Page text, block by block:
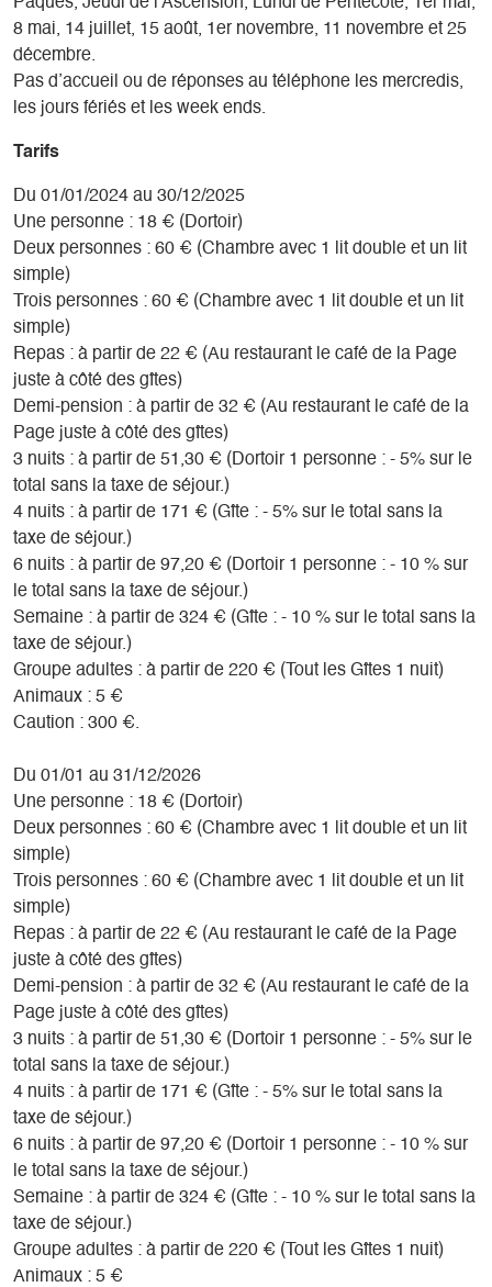
8 mai, 14 juillet, 15 août, 1er novembre, 11 novembre et 25
décembre.
Pas d’accueil ou de réponses au téléphone les mercredis,
les jours fériés et les week ends.
Tarifs
Du 01/01/2024 au 30/12/2025
Une personne : 18 € (Dortoir)
Deux personnes : 60 € (Chambre avec 1 lit double et un lit
simple)
Trois personnes : 60 € (Chambre avec 1 lit double et un lit
simple)
Repas : à partir de 22 € (Au restaurant le café de la Page
juste à côté des gîtes)
Demi-pension : à partir de 32 € (Au restaurant le café de la
Page juste à côté des gîtes)
3 nuits : à partir de 51,30 € (Dortoir 1 personne : - 5% sur le
total sans la taxe de séjour.)
4 nuits : à partir de 171 € (Gîte : - 5% sur le total sans la
taxe de séjour.)
6 nuits : à partir de 97,20 € (Dortoir 1 personne : - 10 % sur
le total sans la taxe de séjour.)
Semaine : à partir de 324 € (Gîte : - 10 % sur le total sans la
taxe de séjour.)
Groupe adultes : à partir de 220 € (Tout les Gîtes 1 nuit)
Animaux : 5 €
Caution : 300 €.
Du 01/01 au 31/12/2026
Une personne : 18 € (Dortoir)
Deux personnes : 60 € (Chambre avec 1 lit double et un lit
simple)
Trois personnes : 60 € (Chambre avec 1 lit double et un lit
simple)
Repas : à partir de 22 € (Au restaurant le café de la Page
juste à côté des gîtes)
Demi-pension : à partir de 32 € (Au restaurant le café de la
Page juste à côté des gîtes)
3 nuits : à partir de 51,30 € (Dortoir 1 personne : - 5% sur le
total sans la taxe de séjour.)
4 nuits : à partir de 171 € (Gîte : - 5% sur le total sans la
taxe de séjour.)
6 nuits : à partir de 97,20 € (Dortoir 1 personne : - 10 % sur
le total sans la taxe de séjour.)
Semaine : à partir de 324 € (Gîte : - 10 % sur le total sans la
taxe de séjour.)
Groupe adultes : à partir de 220 € (Tout les Gîtes 1 nuit)
Animaux : 5 €